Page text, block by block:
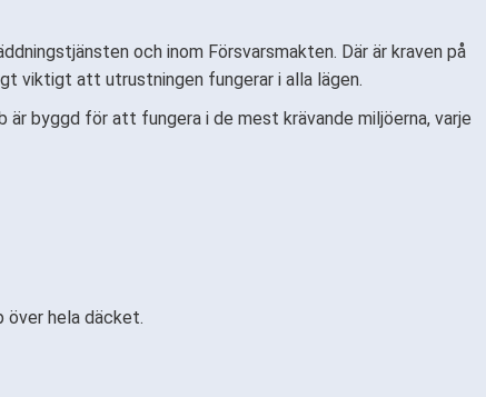
och inom Försvarsmakten. Där är kraven på
viktigt att utrustningen fungerar i alla lägen.
byggd för att fungera i de mest krävande miljöerna, varje
över hela däcket.